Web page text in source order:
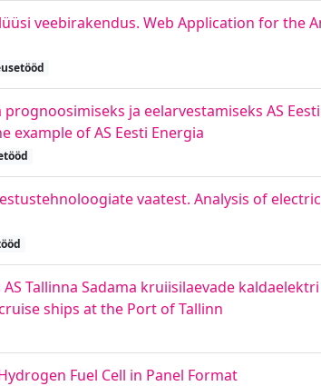
veebirakendus. Web Application for the
ja eelarvestamiseks AS
of AS Eesti Energia
vaatest. Analysis of
Tallinna Sadama kruiisilaevade
ships at the Port of Tallinn
Fuel Cell in Panel Format